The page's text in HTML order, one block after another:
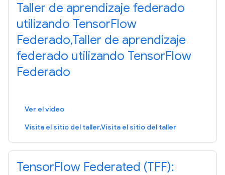
Taller de aprendizaje federado
utilizando TensorFlow
Federado,Taller de aprendizaje
federado utilizando TensorFlow
Federado
Ver el vídeo
Visita el sitio del taller,Visita el sitio del taller
TensorFlow Federated (TFF):